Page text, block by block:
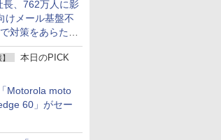
長、762万人に影
けメール基盤不
対策をあらため
本日のPICK
Motorola moto
60」がセー